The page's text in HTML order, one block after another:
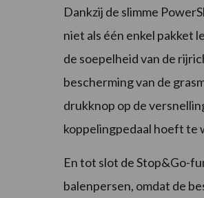
Dankzij de slimme
niet als één enkel pakket
de soepelheid van de
bescherming van de
drukknop op de
koppelingpedaal hoeft te
En tot slot de Stop&Go-
balenpersen, omdat de